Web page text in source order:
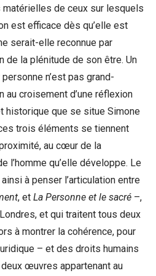
matérielles de ceux sur lesquels
est efficace dès qu’elle est
serait-elle reconnue par
de la plénitude de son être. Un
n’est pas grand-
au croisement d’une réflexion
historique que se situe Simone
trois éléments se tiennent
au cœur de la
l’homme qu’elle développe. Le
à penser l’articulation entre
, et La Personne et le sacré –,
et qui traitent tous deux
à montrer la cohérence, pour
– et des droits humains
œuvres appartenant au